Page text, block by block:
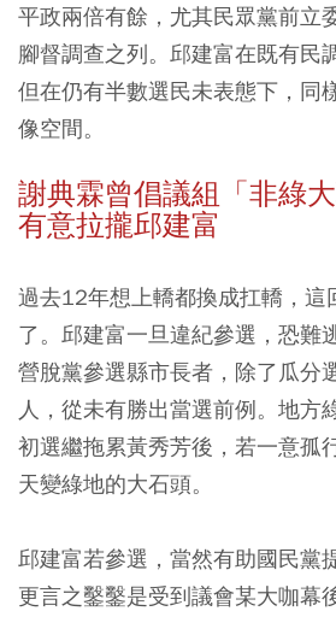
平政兩倍有餘，尤其民眾黨前立
腳督調查之列。邱建富在既有民
但在仍有半數選民未表態下，同
像空間。
謝典霖曾倡議組「非綠
有意拉攏邱建富
過去12年想上轎都換成扛轎，這
了。邱建富一旦違紀參選，恐難
營脫黨參選縣市長者，除了瓜分
人，從未有勝出當選前例。地方
初選繼拖累黃秀芳後，若一意孤
天變綠地的大石頭。
邱建富若參選，當然有助國民黨
更言之鑿鑿是受到議會某大咖幕